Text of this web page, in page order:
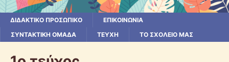
ΔΙΔΑΚΤΙΚΟ ΠΡΟΣΩΠΙΚΟ
ΕΠΙΚΟΙΝΩΝΙΑ
ΣΥΝΤΑΚΤΙΚΗ ΟΜΑΔΑ
ΤΕΥΧΗ ΤΟ ΣΧΟΛΕΙΟ ΜΑΣ